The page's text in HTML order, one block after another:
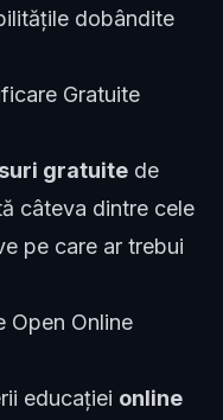
dobândite
Gratuite
gratuite de
câteva dintre cele
pe care ar trebui
Open Online
educației online